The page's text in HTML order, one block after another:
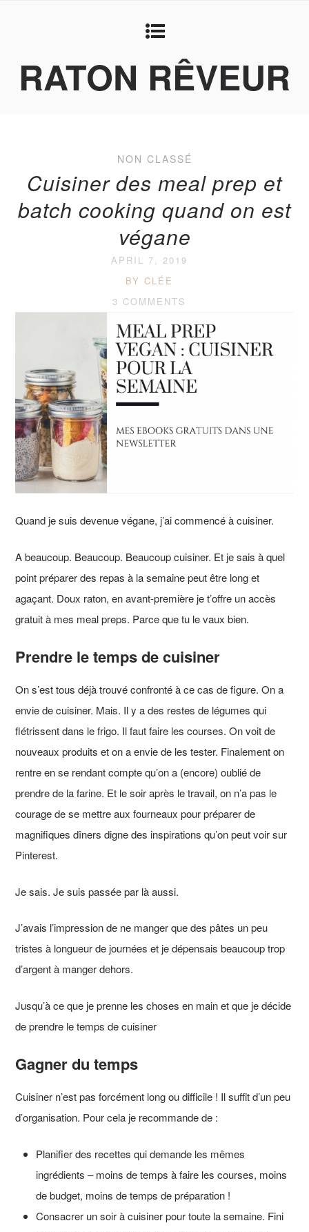
RATON RÊVEUR
NON CLASSÉ
Cuisiner des meal prep et
batch cooking quand on est
végane
APRIL 7, 2019
BY CLÉE
3 COMMENTS
Quand je suis devenue végane, j’ai commencé à cuisiner.
A beaucoup. Beaucoup. Beaucoup cuisiner. Et je sais à quel
point préparer des repas à la semaine peut être long et
agaçant. Doux raton, en avant-première je t’offre un accès
gratuit à mes meal preps. Parce que tu le vaux bien.
Prendre le temps de cuisiner
On s’est tous déjà trouvé confronté à ce cas de figure. On a
envie de cuisiner. Mais. Il y a des restes de légumes qui
flétrissent dans le frigo. Il faut faire les courses. On voit de
nouveaux produits et on a envie de les tester. Finalement on
rentre en se rendant compte qu’on a (encore) oublié de
prendre de la farine. Et le soir après le travail, on n’a pas le
courage de se mettre aux fourneaux pour préparer de
magnifiques dîners digne des inspirations qu’on peut voir sur
Pinterest.
Je sais. Je suis passée par là aussi.
J’avais l’impression de ne manger que des pâtes un peu
tristes à longueur de journées et je dépensais beaucoup trop
d’argent à manger dehors.
Jusqu’à ce que je prenne les choses en main et que je décide
de prendre le temps de cuisiner
Gagner du temps
Cuisiner n’est pas forcément long ou difficile ! Il suffit d’un peu
d’organisation. Pour cela je recommande de :
Planifier des recettes qui demande les mêmes
ingrédients – moins de temps à faire les courses, moins
de budget, moins de temps de préparation !
Consacrer un soir à cuisiner pour toute la semaine. Fini